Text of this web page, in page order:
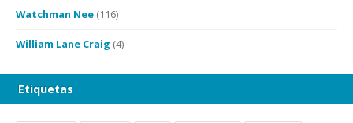
Watchman Nee (116)
William Lane Craig (4)
Etiquetas